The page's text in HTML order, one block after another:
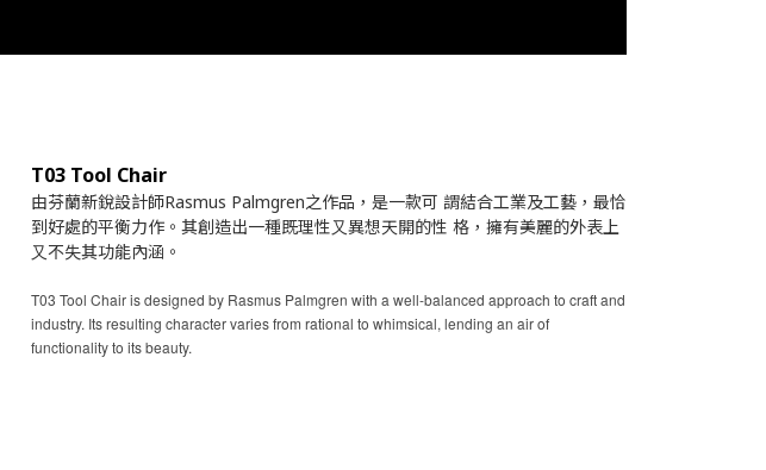
T03 Tool Chair
由芬蘭新銳設計師Rasmus Palmgren之作品，是⼀款可 謂結合⼯業及⼯藝，最恰
到好處的平衡⼒作。其創造出⼀種既理性⼜異想天開的性 格，擁有美麗的外表上
⼜不失其功能內涵。
T03 Tool Chair is designed by Rasmus Palmgren with a well-balanced approach to craft and
industry. Its resulting character varies from rational to whimsical, lending an air of
functionality to its beauty.